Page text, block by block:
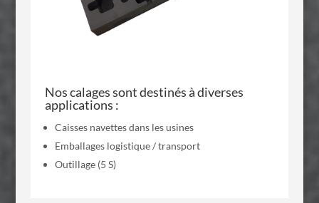
Nos calages sont destinés à diverses
applications :
Caisses navettes dans les usines
Emballages logistique / transport
Outillage (5 S)